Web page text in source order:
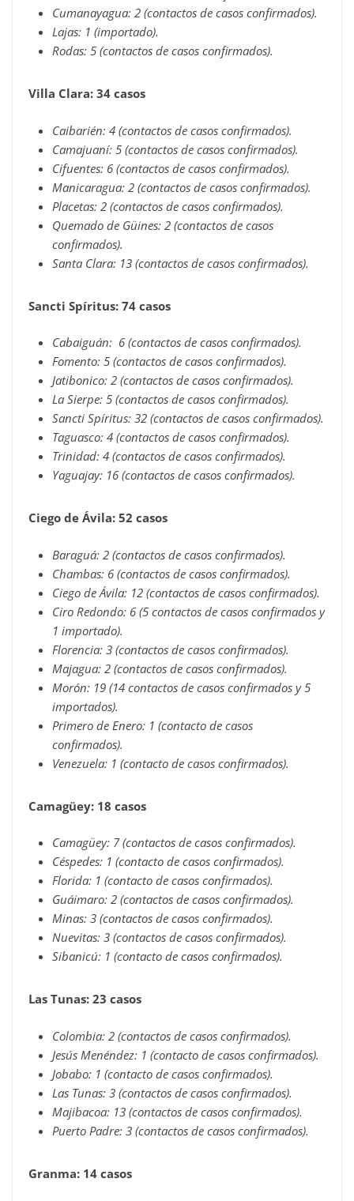
Cumanayagua: 2 (contactos de casos confirmados).
Lajas: 1 (importado).
Rodas: 5 (contactos de casos confirmados).
Villa Clara: 34 casos
Caibarién: 4 (contactos de casos confirmados).
Camajuaní: 5 (contactos de casos confirmados).
Cifuentes: 6 (contactos de casos confirmados).
Manicaragua: 2 (contactos de casos confirmados).
Placetas: 2 (contactos de casos confirmados).
Quemado de Güines: 2 (contactos de casos
confirmados).
Santa Clara: 13 (contactos de casos confirmados).
Sancti Spíritus: 74 casos
Cabaiguán: 6 (contactos de casos confirmados).
Fomento: 5 (contactos de casos confirmados).
Jatibonico: 2 (contactos de casos confirmados).
La Sierpe: 5 (contactos de casos confirmados).
Sancti Spíritus: 32 (contactos de casos confirmados).
Taguasco: 4 (contactos de casos confirmados).
Trinidad: 4 (contactos de casos confirmados).
Yaguajay: 16 (contactos de casos confirmados).
Ciego de Ávila: 52 casos
Baraguá: 2 (contactos de casos confirmados).
Chambas: 6 (contactos de casos confirmados).
Ciego de Ávila: 12 (contactos de casos confirmados).
Ciro Redondo: 6 (5 contactos de casos confirmados y
1 importado).
Florencia: 3 (contactos de casos confirmados).
Majagua: 2 (contactos de casos confirmados).
Morón: 19 (14 contactos de casos confirmados y 5
importados).
Primero de Enero: 1 (contacto de casos
confirmados).
Venezuela: 1 (contacto de casos confirmados).
Camagüey: 18 casos
Camagüey: 7 (contactos de casos confirmados).
Céspedes: 1 (contacto de casos confirmados).
Florida: 1 (contacto de casos confirmados).
Guáimaro: 2 (contactos de casos confirmados).
Minas: 3 (contactos de casos confirmados).
Nuevitas: 3 (contactos de casos confirmados).
Sibanicú: 1 (contacto de casos confirmados).
Las Tunas: 23 casos
Colombia: 2 (contactos de casos confirmados).
Jesús Menéndez: 1 (contacto de casos confirmados).
Jobabo: 1 (contacto de casos confirmados).
Las Tunas: 3 (contactos de casos confirmados).
Majibacoa: 13 (contactos de casos confirmados).
Puerto Padre: 3 (contactos de casos confirmados).
Granma: 14 casos